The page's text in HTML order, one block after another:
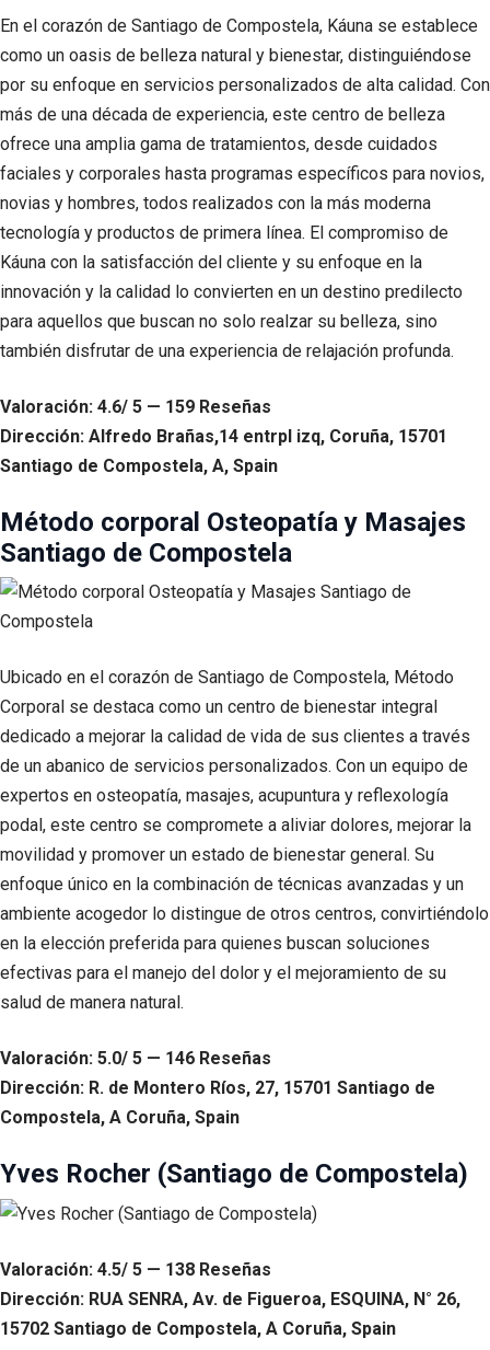
En el corazón de Santiago de Compostela, Káuna se establece
como un oasis de belleza natural y bienestar, distinguiéndose
por su enfoque en servicios personalizados de alta calidad. Con
más de una década de experiencia, este centro de belleza
ofrece una amplia gama de tratamientos, desde cuidados
faciales y corporales hasta programas específicos para novios,
novias y hombres, todos realizados con la más moderna
tecnología y productos de primera línea. El compromiso de
Káuna con la satisfacción del cliente y su enfoque en la
innovación y la calidad lo convierten en un destino predilecto
para aquellos que buscan no solo realzar su belleza, sino
también disfrutar de una experiencia de relajación profunda.
Valoración: 4.6/ 5 — 159 Reseñas
Dirección: Alfredo Brañas,14 entrpl izq, Coruña, 15701
Santiago de Compostela, A, Spain
Método corporal Osteopatía y Masajes
Santiago de Compostela
Ubicado en el corazón de Santiago de Compostela, Método
Corporal se destaca como un centro de bienestar integral
dedicado a mejorar la calidad de vida de sus clientes a través
de un abanico de servicios personalizados. Con un equipo de
expertos en osteopatía, masajes, acupuntura y reflexología
podal, este centro se compromete a aliviar dolores, mejorar la
movilidad y promover un estado de bienestar general. Su
enfoque único en la combinación de técnicas avanzadas y un
ambiente acogedor lo distingue de otros centros, convirtiéndolo
en la elección preferida para quienes buscan soluciones
efectivas para el manejo del dolor y el mejoramiento de su
salud de manera natural.
Valoración: 5.0/ 5 — 146 Reseñas
Dirección: R. de Montero Ríos, 27, 15701 Santiago de
Compostela, A Coruña, Spain
Yves Rocher (Santiago de Compostela)
Valoración: 4.5/ 5 — 138 Reseñas
Dirección: RUA SENRA, Av. de Figueroa, ESQUINA, N° 26,
15702 Santiago de Compostela, A Coruña, Spain